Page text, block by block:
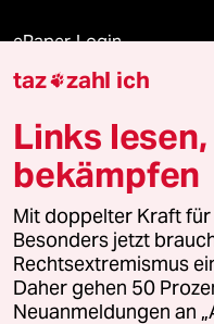
ePaper Login
Downloads für
© 2026 taz Verlags und
Alle Rechte vorbehalten. Bei
wenden Sie sich bitte an
Feedback
taz zahl ich
Links
bekämpfen
Mit doppelter Kraft
Besonders jetzt
Rechtsextremismus
Daher gehen 50
Neuanmeldungen an